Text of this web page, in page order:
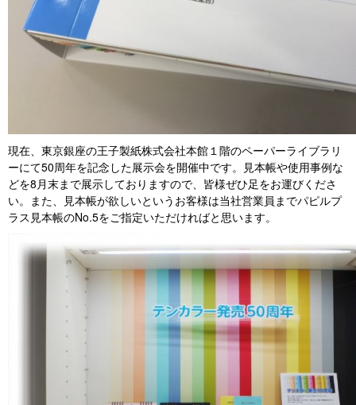
現在、東京銀座の王子製紙株式会社本館１階のペーパーライブラリ
ーにて50周年を記念した展示会を開催中です。見本帳や使用事例な
どを8月末まで展示しておりますので、皆様ぜひ足をお運びくださ
い。また、見本帳が欲しいというお客様は当社営業員までパピルプ
ラス見本帳のNo.5をご指定いただければと思います。